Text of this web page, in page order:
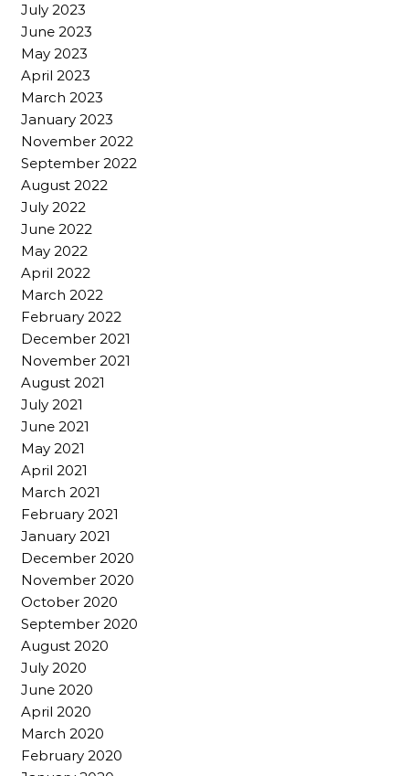
July 2023
June 2023
May 2023
April 2023
March 2023
January 2023
November 2022
September 2022
August 2022
July 2022
June 2022
May 2022
April 2022
March 2022
February 2022
December 2021
November 2021
August 2021
July 2021
June 2021
May 2021
April 2021
March 2021
February 2021
January 2021
December 2020
November 2020
October 2020
September 2020
August 2020
July 2020
June 2020
April 2020
March 2020
February 2020